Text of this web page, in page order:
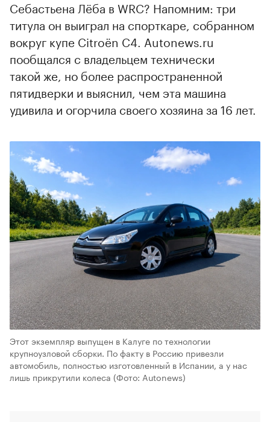
Себастьена Лёба в WRC? Напомним: три
титула он выиграл на спорткаре, собранном
вокруг купе Citroёn C4. Autonews.ru
пообщался с владельцем технически
такой же, но более распространенной
пятидверки и выяснил, чем эта машина
удивила и огорчила своего хозяина за 16 лет.
Этот экземпляр выпущен в Калуге по технологии
крупноузловой сборки. По факту в Россию привезли
автомобиль, полностью изготовленный в Испании, а у нас
лишь прикрутили колеса (Фото: Autonews)